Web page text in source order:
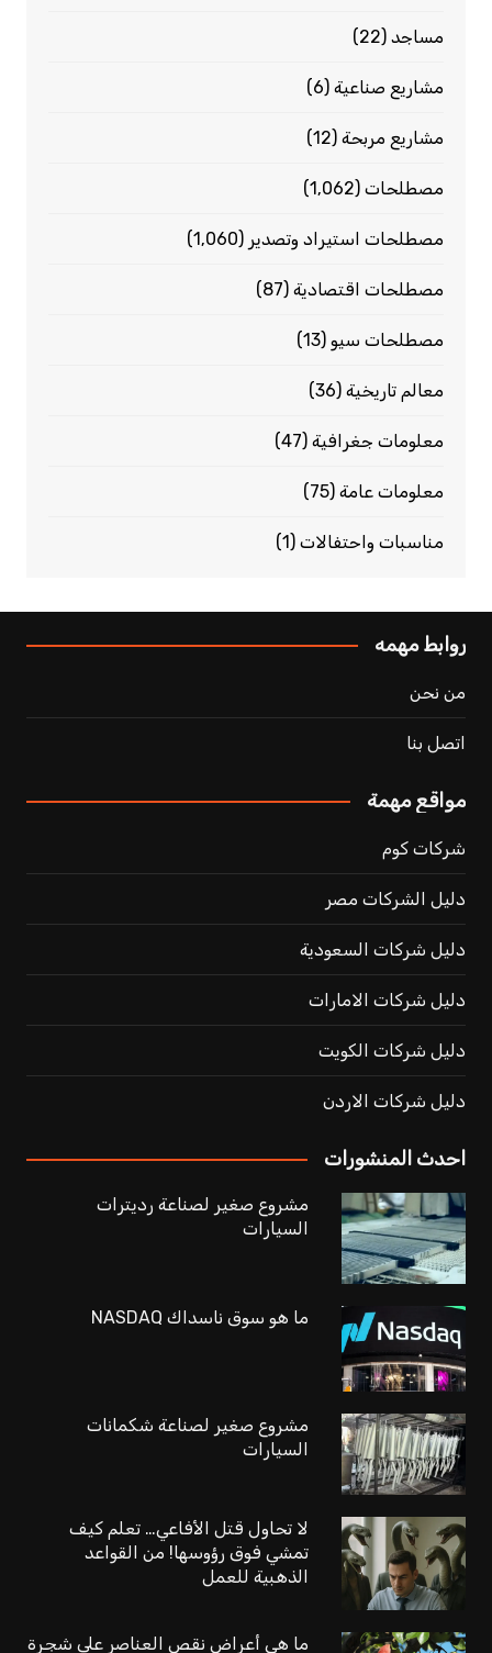
مساجد(22)
مشاريع صناعية(6)
مشاريع مربحة(12)
مصطلحات(1٬062)
مصطلحات استيراد وتصدير (1٬060)
مصطلحات اقتصادية(87)
مصطلحات سيو(13)
معالم تاريخية(36)
معلومات جغرافية(47)
معلومات عامة(75)
مناسبات واحتفالات(1)
روابط مهمه
من نحن
اتصل بنا
مواقع مهمة
شركات كوم
دليل الشركات مصر
دليل شركات السعودية
دليل شركات الامارات
دليل شركات الكويت
دليل شركات الاردن
احدث المنشورات
مشروع صغير لصناعة رديترات
السيارات
ما هو سوق ناسداك NASDAQ
مشروع صغير لصناعة شكمانات
السيارات
لا تحاول قتل الأفاعي… تعلم كيف
تمشي فوق رؤوسها! من القواعد
الذهبية للعمل
ما هي أعراض نقص العناصر على شجرة